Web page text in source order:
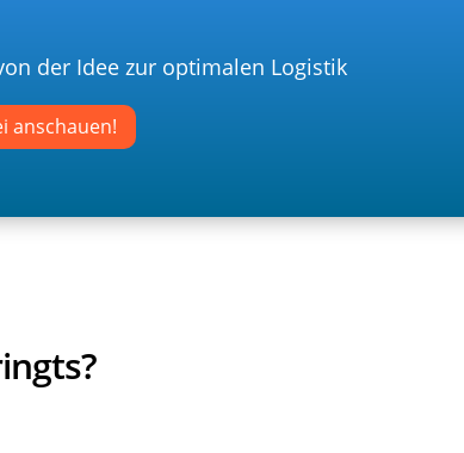
der Idee zur optimalen Logistik
anschauen!